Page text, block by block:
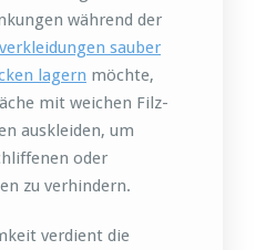
während der
sauber
lagern möchte,
mit weichen Filz-
auskleiden, um
oder
zu verhindern.
verdient die